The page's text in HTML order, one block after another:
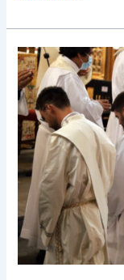
Bispo
de
Angra
desafia
novos
sacerdotes
a
não
se
deixarem
contagiar
pelo